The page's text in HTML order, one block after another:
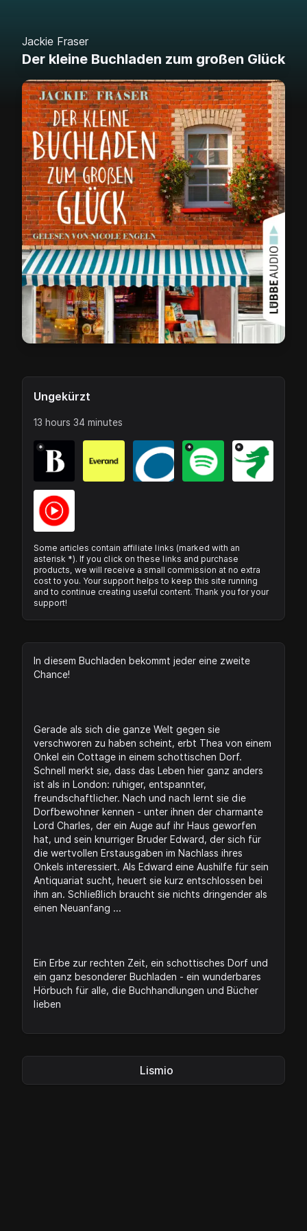
Jackie Fraser
Der kleine Buchladen zum großen Glück
Ungekürzt
13 hours 34 minutes
* * *
Some articles contain affiliate links (marked with an
asterisk *). If you click on these links and purchase
products, we will receive a small commission at no extra
cost to you. Your support helps to keep this site running
and to continue creating useful content. Thank you for your
support!
In diesem Buchladen bekommt jeder eine zweite
Chance!
Gerade als sich die ganze Welt gegen sie
verschworen zu haben scheint, erbt Thea von einem
Onkel ein Cottage in einem schottischen Dorf.
Schnell merkt sie, dass das Leben hier ganz anders
ist als in London: ruhiger, entspannter,
freundschaftlicher. Nach und nach lernt sie die
Dorfbewohner kennen - unter ihnen der charmante
Lord Charles, der ein Auge auf ihr Haus geworfen
hat, und sein knurriger Bruder Edward, der sich für
die wertvollen Erstausgaben im Nachlass ihres
Onkels interessiert. Als Edward eine Aushilfe für sein
Antiquariat sucht, heuert sie kurz entschlossen bei
ihm an. Schließlich braucht sie nichts dringender als
einen Neuanfang ...
Ein Erbe zur rechten Zeit, ein schottisches Dorf und
ein ganz besonderer Buchladen - ein wunderbares
Hörbuch für alle, die Buchhandlungen und Bücher
lieben
Lismio